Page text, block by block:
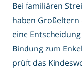
Bei familiären
haben Großeltern
eine
Bindung zum
prüft das